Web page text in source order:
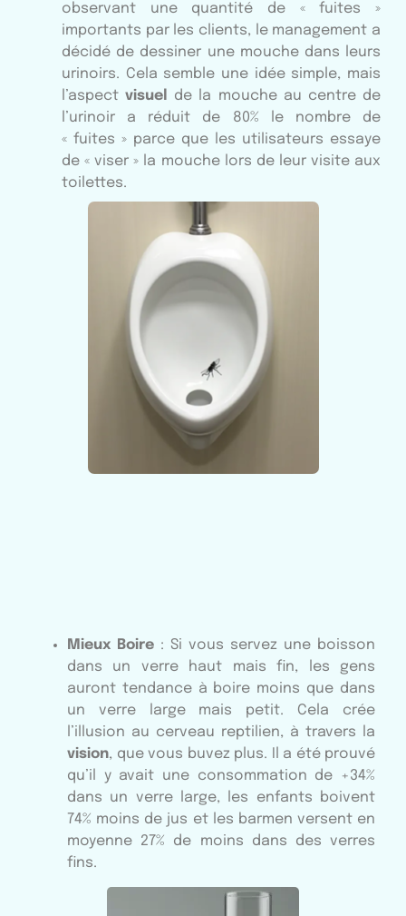
observant une quantité de « fuites »
importants par les clients, le management a
décidé de dessiner une mouche dans leurs
urinoirs. Cela semble une idée simple, mais
l’aspectvisuel de la mouche au centre de
l’urinoir a réduit de 80% le nombre de
« fuites » parce que les utilisateurs essaye
de « viser » la mouche lors de leur visite aux
toilettes.
Mieux Boire : Si vous servez une boisson
dans un verre haut mais fin, les gens
auront tendance à boire moins que dans
un verre large mais petit. Cela crée
l’illusion au cerveau reptilien, à travers la
vision, que vous buvez plus. Il a été prouvé
qu’il y avait une consommation de +34%
dans un verre large, les enfants boivent
74% moins de jus et les barmen versent en
moyenne 27% de moins dans des verres
fins.